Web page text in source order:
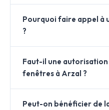
Pourquoi faire appel à
?
Faut-il une
fenêtres à Arzal ?
Peut-on bénéficier de